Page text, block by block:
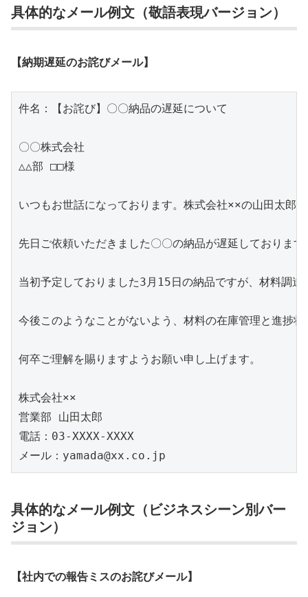
具体的なメール例文（敬語表現バージョン）
【納期遅延のお詫びメール】
件名：【お詫び】〇〇納品の遅延について
〇〇株式会社
△△部 □□様
いつもお世話になっております。株式会社××の山田太郎
先日ご依頼いただきました〇〇の納品が遅延しておりま
当初予定しておりました3月15日の納品ですが、材料調
今後このようなことがないよう、材料の在庫管理と進捗
何卒ご理解を賜りますようお願い申し上げます。
株式会社××
営業部 山田太郎
電話：03-XXXX-XXXX
具体的なメール例文（ビジネスシーン別バー
ジョン）
【社内での報告ミスのお詫びメール】